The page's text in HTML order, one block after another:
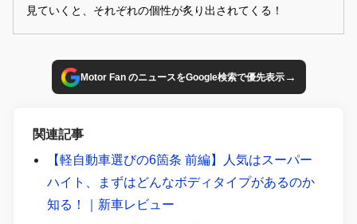
見ていくと、それぞれの個性が炙り出されてくる！
Motor Fan のニュースをGoogle検索で優先表示→
関連記事
【軽自動車選びの6箇条 前編】人気はスーパー
ハイト、まずはどんなボディタイプがあるのか
知る！｜新車レビュー